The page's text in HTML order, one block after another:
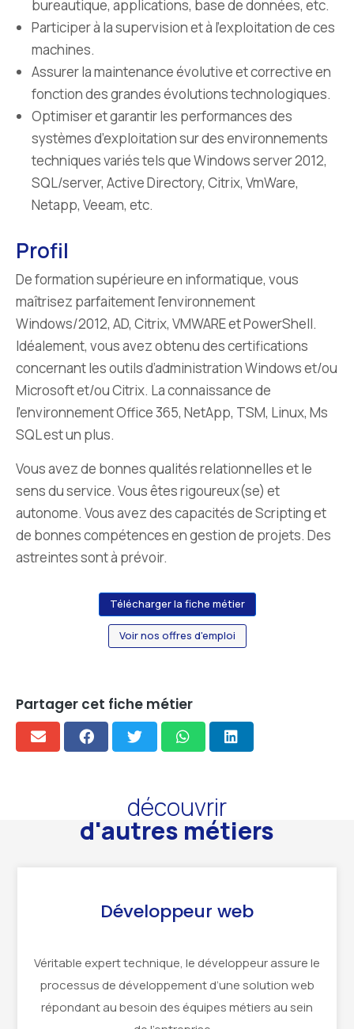
bureautique, applications, base de données, etc.
Participer à la supervision et à l’exploitation de ces
machines.
Assurer la maintenance évolutive et corrective en
fonction des grandes évolutions technologiques.
Optimiser et garantir les performances des
systèmes d’exploitation sur des environnements
techniques variés tels que Windows server 2012,
SQL/server, Active Directory, Citrix, VmWare,
Netapp, Veeam, etc.
Profil
De formation supérieure en informatique, vous
maîtrisez parfaitement l’environnement
Windows/2012, AD, Citrix, VMWARE et PowerShell.
Idéalement, vous avez obtenu des certifications
concernant les outils d’administration Windows et/ou
Microsoft et/ou Citrix. La connaissance de
l’environnement Office 365, NetApp, TSM, Linux, Ms
SQL est un plus.
Vous avez de bonnes qualités relationnelles et le
sens du service. Vous êtes rigoureux(se) et
autonome. Vous avez des capacités de Scripting et
de bonnes compétences en gestion de projets. Des
astreintes sont à prévoir.
Télécharger la fiche métier
Voir nos offres d'emploi
Partager cet fiche métier
découvrir
d'autres métiers
Développeur web
Véritable expert technique, le développeur assure le
processus de développement d’une solution web
répondant au besoin des équipes métiers au sein